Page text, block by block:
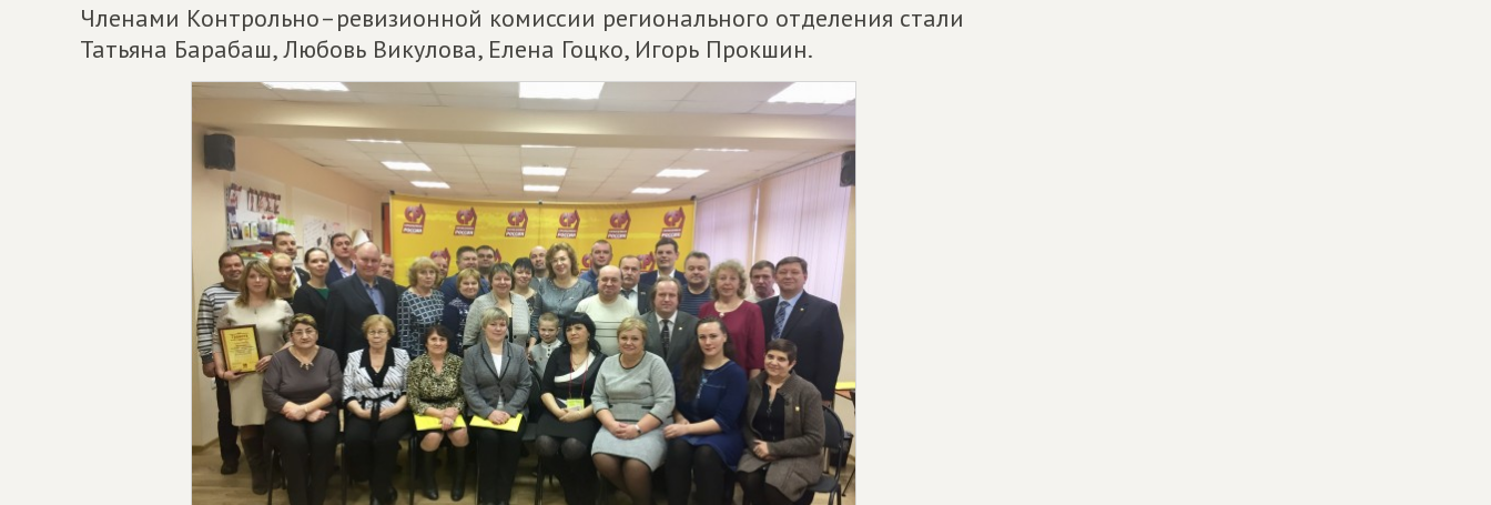
Членами Контрольно–ревизионной комиссии регионального отделения стали
Татьяна Барабаш, Любовь Викулова, Елена Гоцко, Игорь Прокшин.